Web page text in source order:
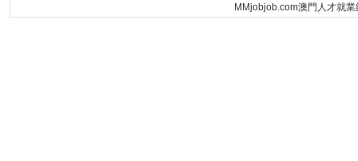
MMjobjob.com澳門人才就